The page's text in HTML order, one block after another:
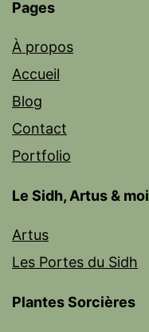
Pages
À propos
Accueil
Blog
Contact
Portfolio
Le Sidh, Artus & moi
Artus
Les Portes du Sidh
Plantes Sorcières